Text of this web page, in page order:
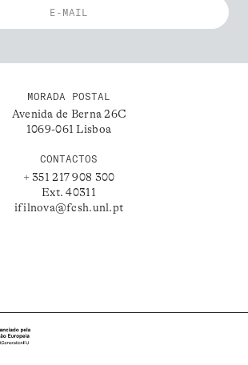
MORADA POSTAL
Avenida de Berna 26C
1069-061 Lisboa
CONTACTOS
+ 351 217 908 300
Ext. 40311
ifilnova@fcsh.unl.pt